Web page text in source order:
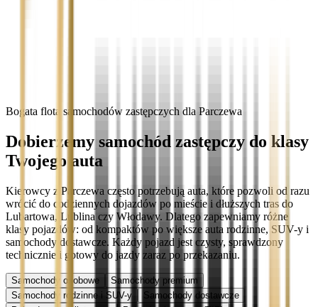
Bogata flota samochodów zastępczych dla Parczewa
Dobierzemy samochód zastępczy do klasy
Twojego auta
Kierowcy z Parczewa często potrzebują auta, które pozwoli od razu
wrócić do codziennych dojazdów po mieście i dłuższych tras do
Lubartowa, Lublina czy Włodawy. Dlatego zapewniamy różne
klasy pojazdów: od kompaktów po większe auta rodzinne, SUV-y i
samochody dostawcze. Każdy pojazd jest czysty, sprawdzony
technicznie i gotowy do jazdy zaraz po przekazaniu.
Samochody osobowe
Samochody premium
Samochody rodzinne i SUV-y
Samochody dostawcze